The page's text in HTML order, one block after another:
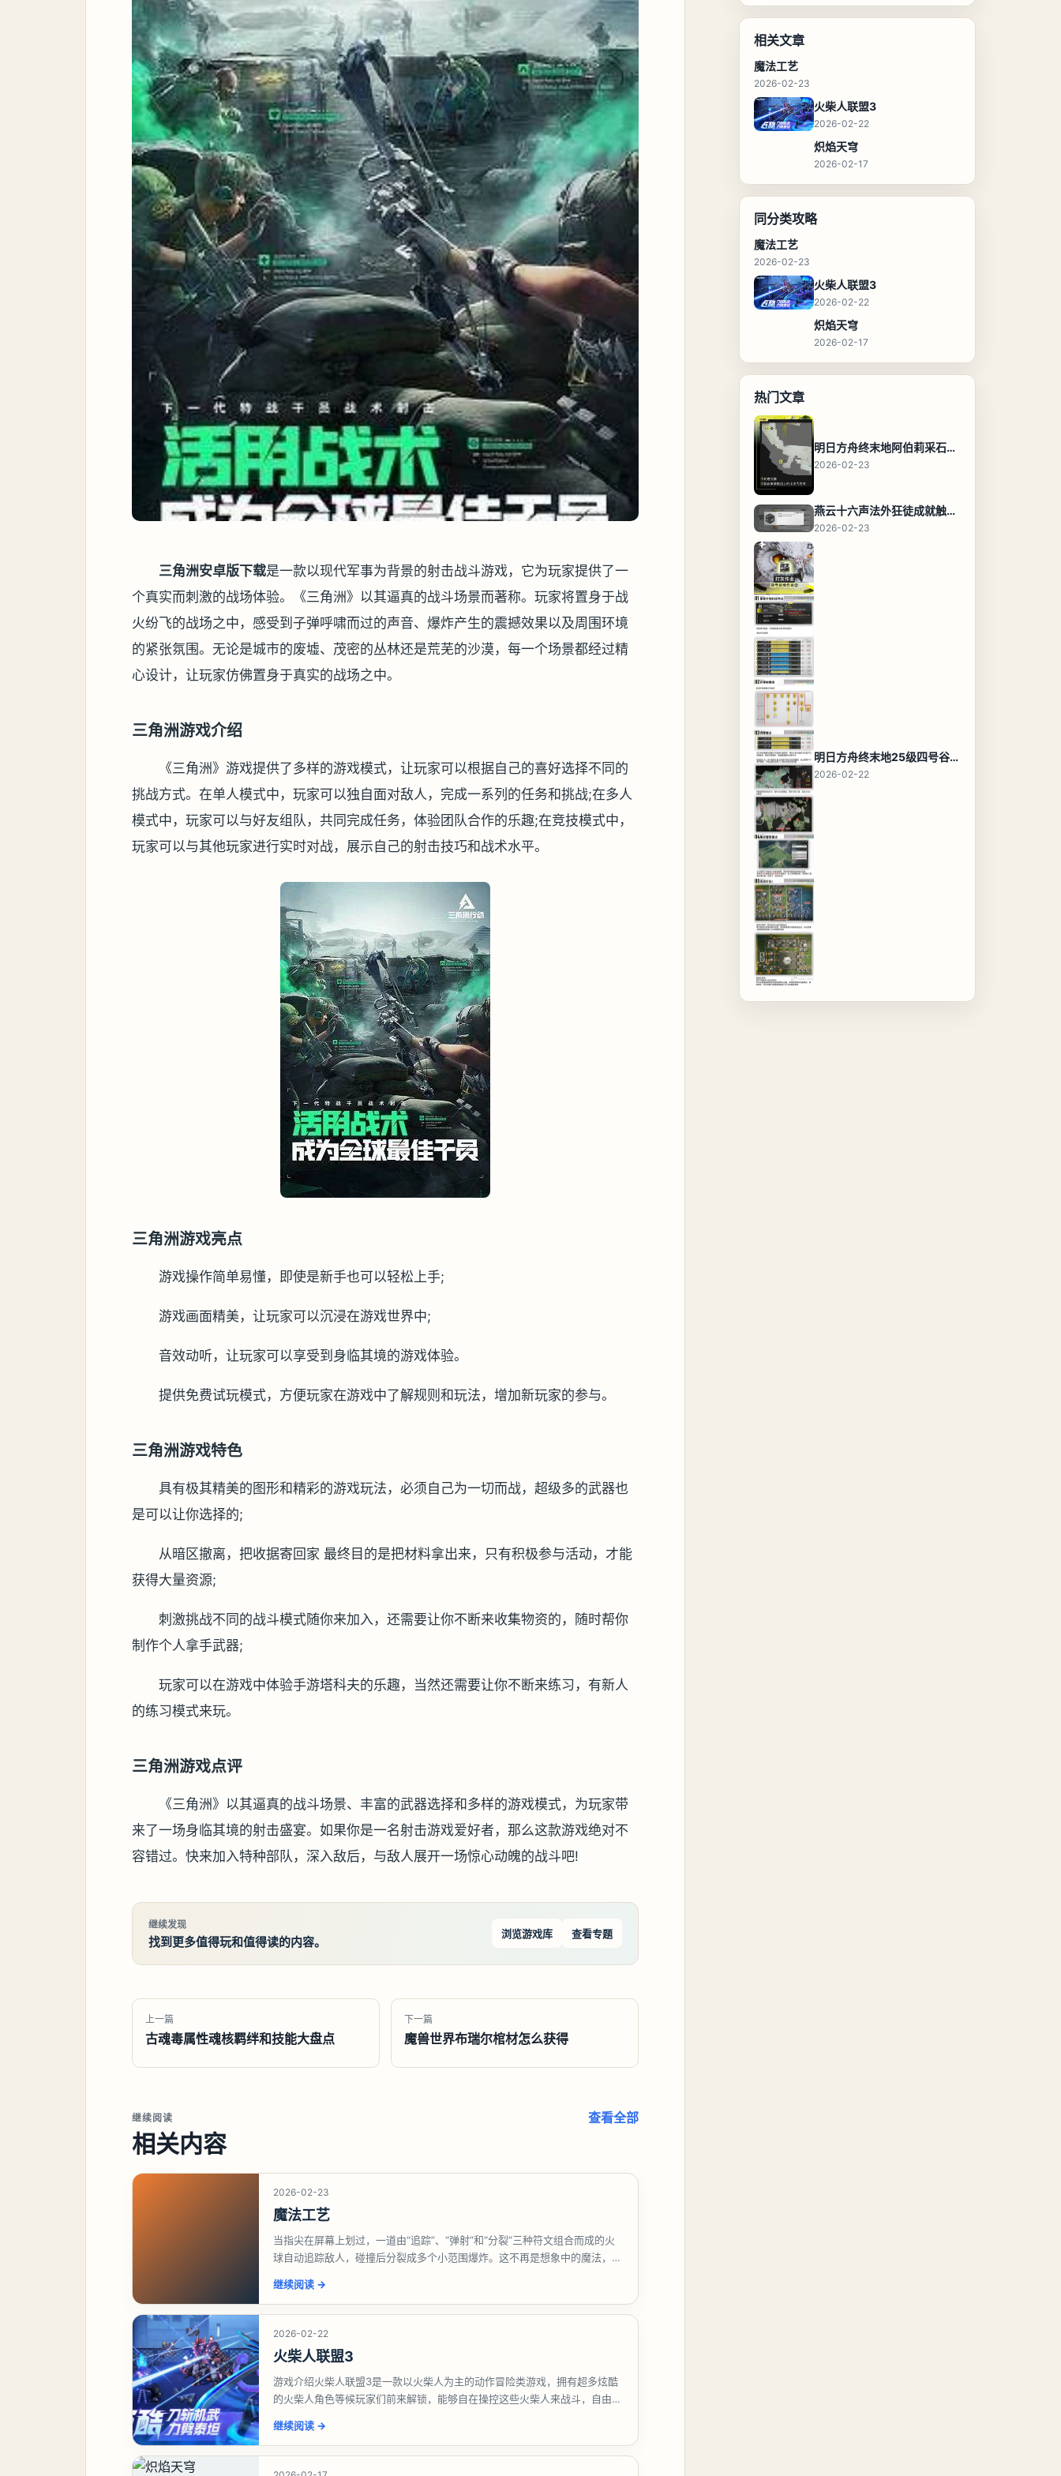
三角洲安卓版下载是一款以现代军事为背景的射击战斗游戏，它为玩家提供了一
个真实而刺激的战场体验。《三角洲》以其逼真的战斗场景而著称。玩家将置身于战
火纷飞的战场之中，感受到子弹呼啸而过的声音、爆炸产生的震撼效果以及周围环境
的紧张氛围。无论是城市的废墟、茂密的丛林还是荒芜的沙漠，每一个场景都经过精
心设计，让玩家仿佛置身于真实的战场之中。
三角洲游戏介绍
《三角洲》游戏提供了多样的游戏模式，让玩家可以根据自己的喜好选择不同的
挑战方式。在单人模式中，玩家可以独自面对敌人，完成一系列的任务和挑战;在多人
模式中，玩家可以与好友组队，共同完成任务，体验团队合作的乐趣;在竞技模式中，
玩家可以与其他玩家进行实时对战，展示自己的射击技巧和战术水平。
三角洲游戏亮点
游戏操作简单易懂，即使是新手也可以轻松上手;
游戏画面精美，让玩家可以沉浸在游戏世界中;
音效动听，让玩家可以享受到身临其境的游戏体验。
提供免费试玩模式，方便玩家在游戏中了解规则和玩法，增加新玩家的参与。
三角洲游戏特色
具有极其精美的图形和精彩的游戏玩法，必须自己为一切而战，超级多的武器也
是可以让你选择的;
从暗区撤离，把收据寄回家 最终目的是把材料拿出来，只有积极参与活动，才能
获得大量资源;
刺激挑战不同的战斗模式随你来加入，还需要让你不断来收集物资的，随时帮你
制作个人拿手武器;
玩家可以在游戏中体验手游塔科夫的乐趣，当然还需要让你不断来练习，有新人
的练习模式来玩。
三角洲游戏点评
《三角洲》以其逼真的战斗场景、丰富的武器选择和多样的游戏模式，为玩家带
来了一场身临其境的射击盛宴。如果你是一名射击游戏爱好者，那么这款游戏绝对不
容错过。快来加入特种部队，深入敌后，与敌人展开一场惊心动魄的战斗吧!
继续发现
找到更多值得玩和值得读的内容。
浏览游戏库 查看专题
上一篇
古魂毒属性魂核羁绊和技能大盘点
下一篇
魔兽世界布瑞尔棺材怎么获得
继续阅读
相关内容
查看全部
2026-02-23
魔法工艺
当指尖在屏幕上划过，一道由“追踪”、“弹射”和“分裂”三种符文组合而成的火
球自动追踪敌人，碰撞后分裂成多个小范围爆炸。这不再是想象中的魔法，而
继续阅读 →
2026-02-22
火柴人联盟3
游戏介绍火柴人联盟3是一款以火柴人为主的动作冒险类游戏，拥有超多炫酷
的火柴人角色等候玩家们前来解锁，能够自在操控这些火柴人来战斗，自由的
继续阅读 →
相关文章
魔法工艺
2026-02-23
火柴人联盟3
2026-02-22
炽焰天穹
2026-02-17
同分类攻略
魔法工艺
2026-02-23
火柴人联盟3
2026-02-22
炽焰天穹
2026-02-17
热门文章
明日方舟终末地阿伯莉采石场宝箱全收集攻略，全点位分布图与路线
2026-02-23
燕云十六声法外狂徒成就触发条件与通关攻略
2026-02-23
明日方舟终末地25级四号谷地基地蓝图，高效布局规划
2026-02-22